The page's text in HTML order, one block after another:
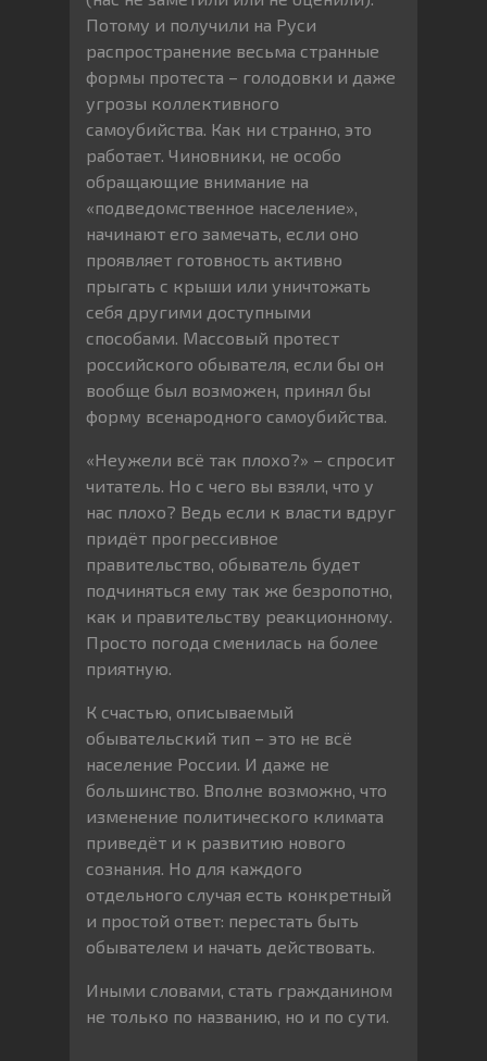
Потому и получили на Руси
распространение весьма странные
формы протеста – голодовки и даже
угрозы коллективного
самоубийства. Как ни странно, это
работает. Чиновники, не особо
обращающие внимание на
«подведомственное население»,
начинают его замечать, если оно
проявляет готовность активно
прыгать с крыши или уничтожать
себя другими доступными
способами. Массовый протест
российского обывателя, если бы он
вообще был возможен, принял бы
форму всенародного самоубийства.
«Неужели всё так плохо?» – спросит
читатель. Но с чего вы взяли, что у
нас плохо? Ведь если к власти вдруг
придёт прогрессивное
правительство, обыватель будет
подчиняться ему так же безропотно,
как и правительству реакционному.
Просто погода сменилась на более
приятную.
К счастью, описываемый
обывательский тип – это не всё
население России. И даже не
большинство. Вполне возможно, что
изменение политического климата
приведёт и к развитию нового
сознания. Но для каждого
отдельного случая есть конкретный
и простой ответ: перестать быть
обывателем и начать действовать.
Иными словами, стать гражданином
не только по названию, но и по сути.